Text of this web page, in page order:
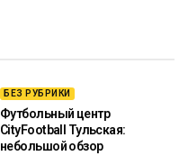
БЕЗ РУБРИКИ
Футбольный центр
CityFootball Тульская:
небольшой обзор